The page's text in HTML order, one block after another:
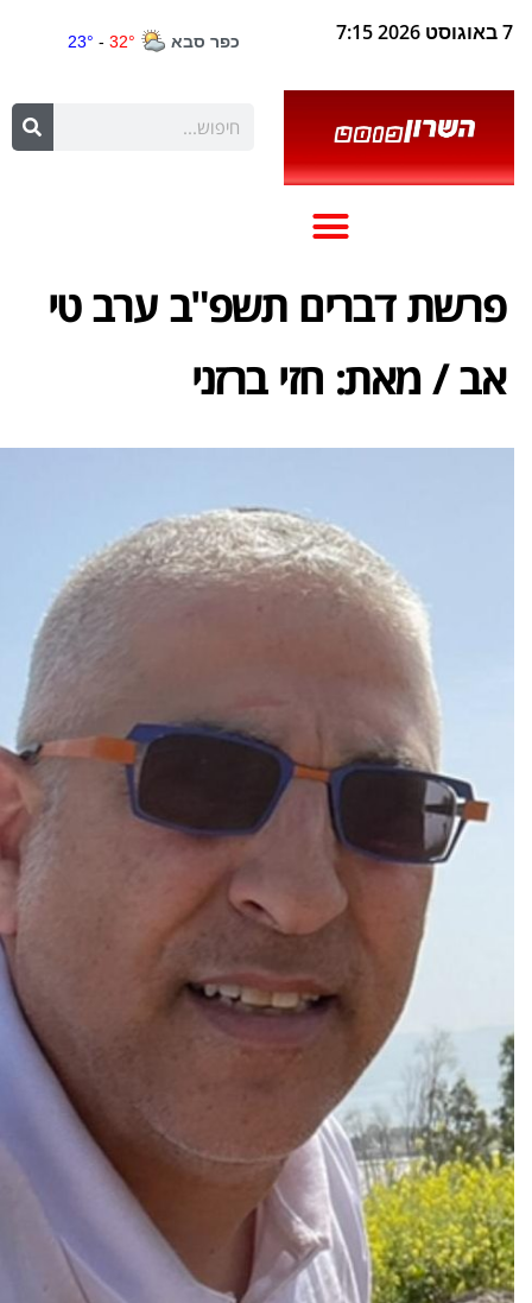
7 באוגוסט 2026 7:15
פרשת דברים תשפ"ב ערב טי
אב / מאת: חזי ברזני